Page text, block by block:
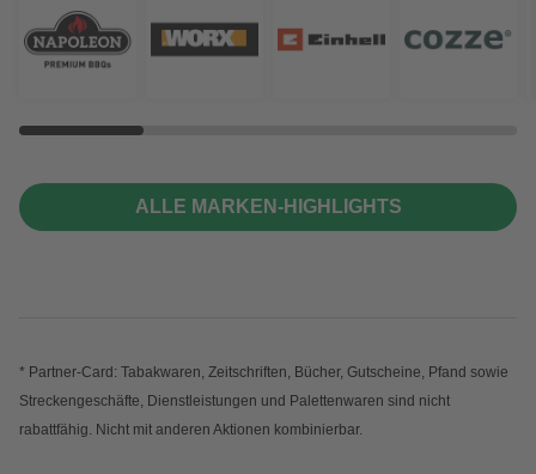
ALLE MARKEN-HIGHLIGHTS
* Partner-Card: Tabakwaren, Zeitschriften, Bücher, Gutscheine, Pfand sowie
Streckengeschäfte, Dienstleistungen und Palettenwaren sind nicht
rabattfähig. Nicht mit anderen Aktionen kombinierbar.